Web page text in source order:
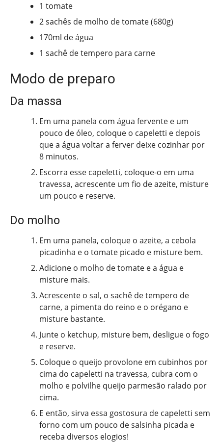
1 tomate
2 sachês de molho de tomate (680g)
170ml de água
1 sachê de tempero para carne
Modo de preparo
Da massa
Em uma panela com água fervente e um
pouco de óleo, coloque o capeletti e depois
que a água voltar a ferver deixe cozinhar por
8 minutos.
Escorra esse capeletti, coloque-o em uma
travessa, acrescente um fio de azeite, misture
um pouco e reserve.
Do molho
Em uma panela, coloque o azeite, a cebola
picadinha e o tomate picado e misture bem.
Adicione o molho de tomate e a água e
misture mais.
Acrescente o sal, o sachê de tempero de
carne, a pimenta do reino e o orégano e
misture bastante.
Junte o ketchup, misture bem, desligue o fogo
e reserve.
Coloque o queijo provolone em cubinhos por
cima do capeletti na travessa, cubra com o
molho e polvilhe queijo parmesão ralado por
cima.
E então, sirva essa gostosura de capeletti sem
forno com um pouco de salsinha picada e
receba diversos elogios!